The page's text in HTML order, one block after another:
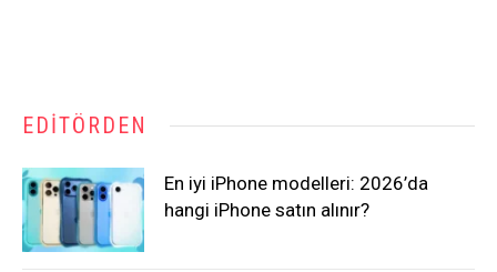
EDITÖRDEN
En iyi iPhone modelleri: 2026’da
hangi iPhone satın alınır?